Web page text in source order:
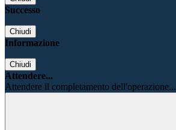
Successo
Chiudi
Informazione
Chiudi
Attendere...
Attendere il completamento dell'operazione...